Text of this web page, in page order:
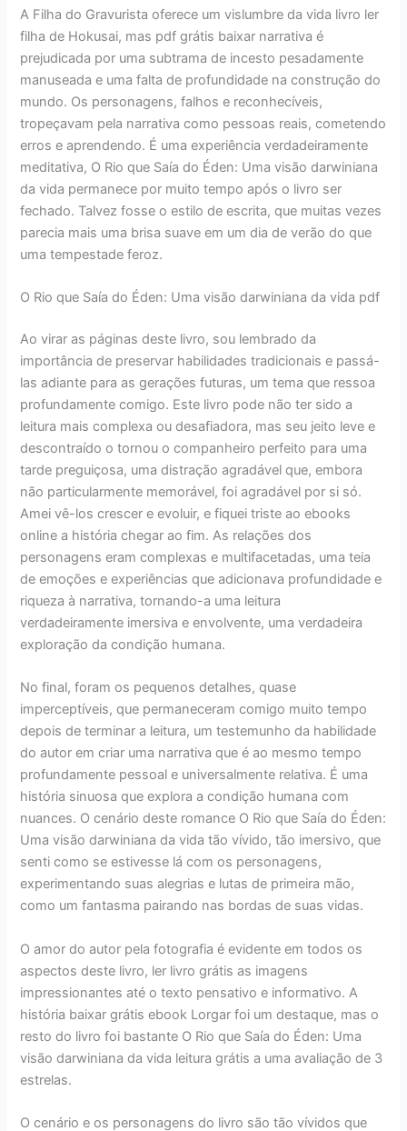
A Filha do Gravurista oferece um vislumbre da vida livro ler
filha de Hokusai, mas pdf grátis baixar narrativa é
prejudicada por uma subtrama de incesto pesadamente
manuseada e uma falta de profundidade na construção do
mundo. Os personagens, falhos e reconhecíveis,
tropeçavam pela narrativa como pessoas reais, cometendo
erros e aprendendo. É uma experiência verdadeiramente
meditativa, O Rio que Saía do Éden: Uma visão darwiniana
da vida permanece por muito tempo após o livro ser
fechado. Talvez fosse o estilo de escrita, que muitas vezes
parecia mais uma brisa suave em um dia de verão do que
uma tempestade feroz.
O Rio que Saía do Éden: Uma visão darwiniana da vida pdf
Ao virar as páginas deste livro, sou lembrado da
importância de preservar habilidades tradicionais e passá-
las adiante para as gerações futuras, um tema que ressoa
profundamente comigo. Este livro pode não ter sido a
leitura mais complexa ou desafiadora, mas seu jeito leve e
descontraído o tornou o companheiro perfeito para uma
tarde preguiçosa, uma distração agradável que, embora
não particularmente memorável, foi agradável por si só.
Amei vê-los crescer e evoluir, e fiquei triste ao ebooks
online a história chegar ao fim. As relações dos
personagens eram complexas e multifacetadas, uma teia
de emoções e experiências que adicionava profundidade e
riqueza à narrativa, tornando-a uma leitura
verdadeiramente imersiva e envolvente, uma verdadeira
exploração da condição humana.
No final, foram os pequenos detalhes, quase
imperceptíveis, que permaneceram comigo muito tempo
depois de terminar a leitura, um testemunho da habilidade
do autor em criar uma narrativa que é ao mesmo tempo
profundamente pessoal e universalmente relativa. É uma
história sinuosa que explora a condição humana com
nuances. O cenário deste romance O Rio que Saía do Éden:
Uma visão darwiniana da vida tão vívido, tão imersivo, que
senti como se estivesse lá com os personagens,
experimentando suas alegrias e lutas de primeira mão,
como um fantasma pairando nas bordas de suas vidas.
O amor do autor pela fotografia é evidente em todos os
aspectos deste livro, ler livro grátis as imagens
impressionantes até o texto pensativo e informativo. A
história baixar grátis ebook Lorgar foi um destaque, mas o
resto do livro foi bastante O Rio que Saía do Éden: Uma
visão darwiniana da vida leitura grátis a uma avaliação de 3
estrelas.
O cenário e os personagens do livro são tão vívidos que